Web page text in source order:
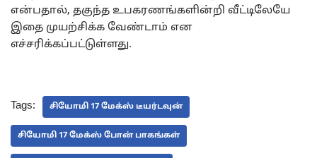
என்பதால், தகுந்த உபகரணங்களின்றி வீட்டிலேயே
இதை முயற்சிக்க வேண்டாம் என
எச்சரிக்கப்பட்டுள்ளது.
Tags: சியோமி 17 மேக்ஸ் டீயர்டவுன்
சியோமி 17 மேக்ஸ் போன் பாகங்கள்